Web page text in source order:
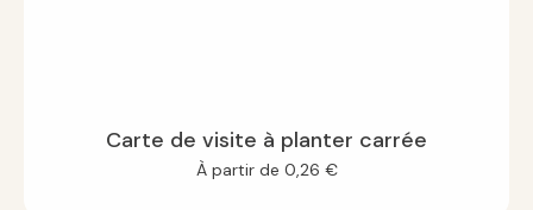
Carte de visite à planter carrée
À partir de 0,26 €